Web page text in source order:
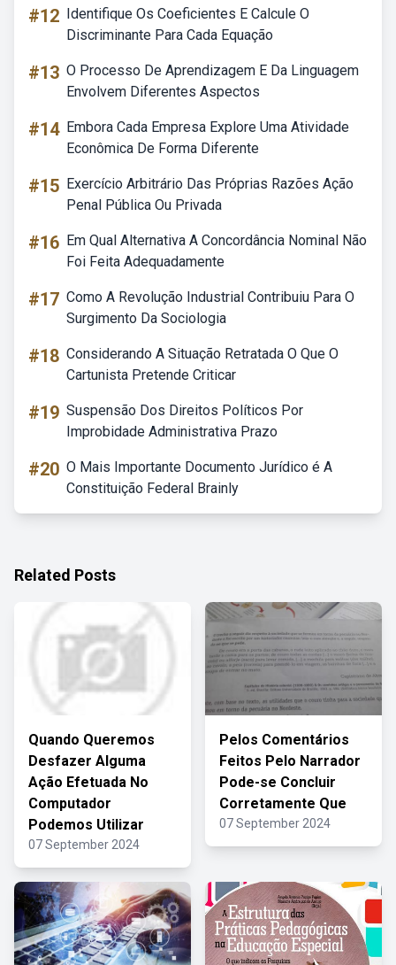
#12 Identifique Os Coeficientes E Calcule O
Discriminante Para Cada Equação
#13 O Processo De Aprendizagem E Da Linguagem
Envolvem Diferentes Aspectos
#14 Embora Cada Empresa Explore Uma Atividade
Econômica De Forma Diferente
#15 Exercício Arbitrário Das Próprias Razões Ação
Penal Pública Ou Privada
#16 Em Qual Alternativa A Concordância Nominal Não
Foi Feita Adequadamente
#17 Como A Revolução Industrial Contribuiu Para O
Surgimento Da Sociologia
#18 Considerando A Situação Retratada O Que O
Cartunista Pretende Criticar
#19 Suspensão Dos Direitos Políticos Por
Improbidade Administrativa Prazo
#20 O Mais Importante Documento Jurídico é A
Constituição Federal Brainly
Related Posts
Quando Queremos
Desfazer Alguma
Ação Efetuada No
Computador
Podemos Utilizar
07 September 2024
Pelos Comentários
Feitos Pelo Narrador
Pode-se Concluir
Corretamente Que
07 September 2024